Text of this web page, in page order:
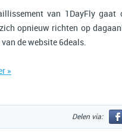
van 1DayFly gaat
opnieuw richten op
de website 6deals.
»
Delen via: